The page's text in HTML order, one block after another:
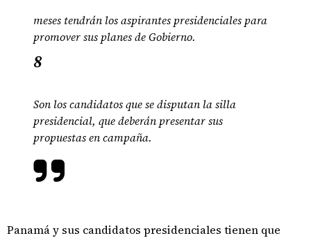
meses tendrán los aspirantes presidenciales para
promover sus planes de Gobierno.
8
Son los candidatos que se disputan la silla
presidencial, que deberán presentar sus
propuestas en campaña.
Panamá y sus candidatos presidenciales tienen que